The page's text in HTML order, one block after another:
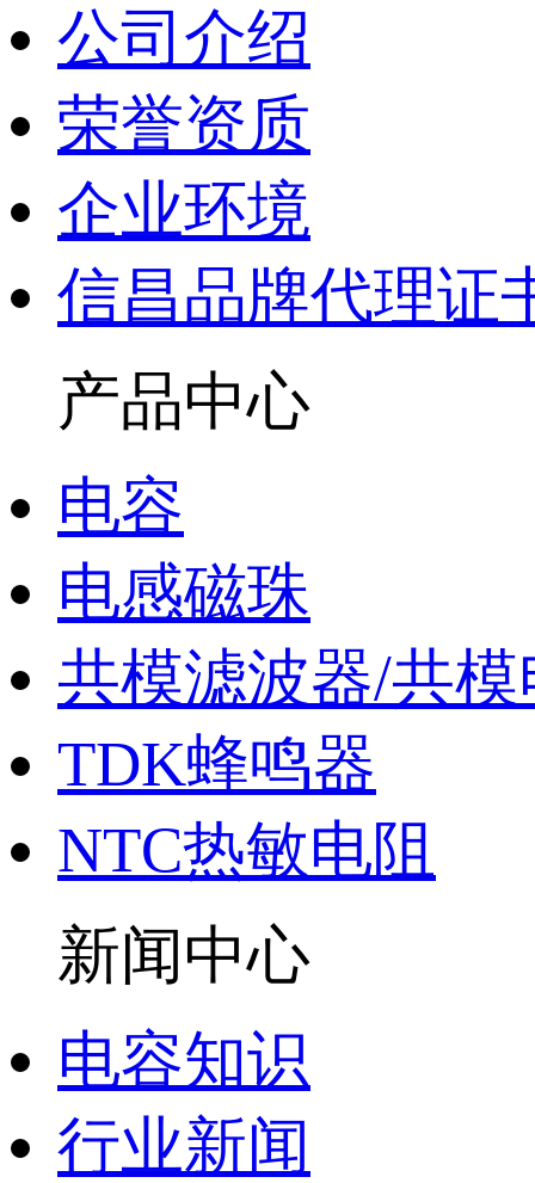
公司介绍
荣誉资质
企业环境
信昌品牌代理证
产品中心
电容
电感磁珠
共模滤波器/共模
TDK蜂鸣器
NTC热敏电阻
新闻中心
电容知识
行业新闻